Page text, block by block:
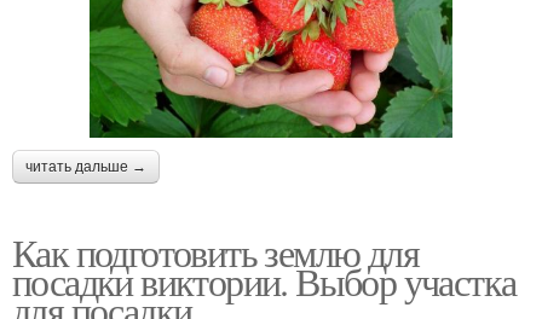
читать дальше →
Как подготовить землю для
посадки виктории. Выбор участка